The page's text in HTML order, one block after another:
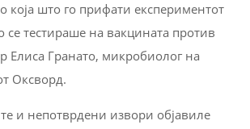
која што го прифати експериментот
се тестираше на вакцината против
Елиса Гранато, микробиолог на
Оксворд.
и непотврдени извори објавиле